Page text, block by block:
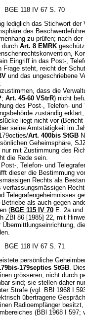
BGE 118 IV 67 S. 70
lediglich das Stichwort
des
zu prüfen; nach
durch Art. 8 EMRK
Eingriff in das Post-,
Frage steht, reicht der
und das ungeschriebene
dass die
; Art. 45-60 VStrR) nicht
des Post-, Telefon-
zuständig
liegt nicht vor
seine Amtstätigkeit im
Art. 400bis StGB
Geheimsphäre,
mit Zustimmung des
die Rede sein.
, Telefon- und
dieser die Bestimmung
Rechts als
Telegrafengeheimnisses
als auch gegen
(BGE 115 IV 70 E. 2a
ZBl 86 [1985] 22, mit
BGE 118 IV 67 S. 71
persönliche
179septies StGB.
grösseren, nicht durch
sind; sie stellen daher
Strafe (vgl. BBl 1968 I
übertragene
Radioempfänger
(BBl 1968 I 597;